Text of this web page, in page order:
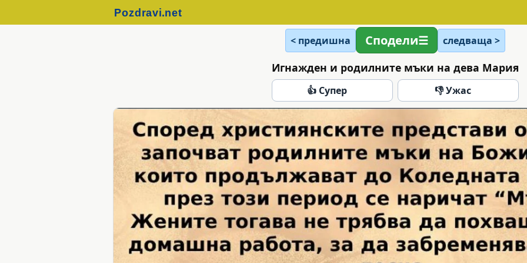
< предишна Сподели следваща >
Игнажден и родилните мъки на дева Мария
👍 Супер 👎 Ужас